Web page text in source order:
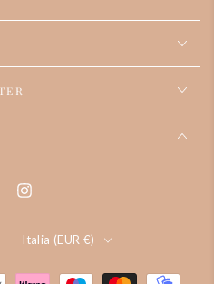
Instagram
Italia (EUR €)